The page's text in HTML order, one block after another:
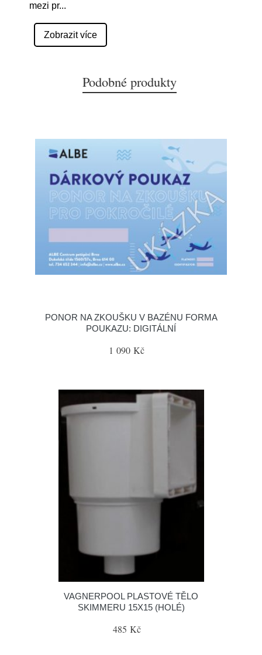
mezi pr...
Zobrazit více
Podobné produkty
PONOR NA ZKOUŠKU V BAZÉNU FORMA
POUKAZU: DIGITÁLNÍ
1 090 Kč
VAGNERPOOL PLASTOVÉ TĚLO
SKIMMERU 15X15 (HOLÉ)
485 Kč